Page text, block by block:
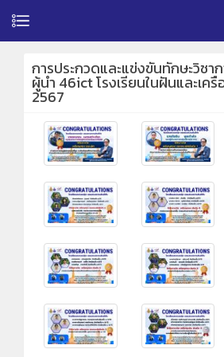
การประกวดและแข่งขันทักษะวิชา
ผู้นำ 46ict โรงเรียนในฝันและเค
2567